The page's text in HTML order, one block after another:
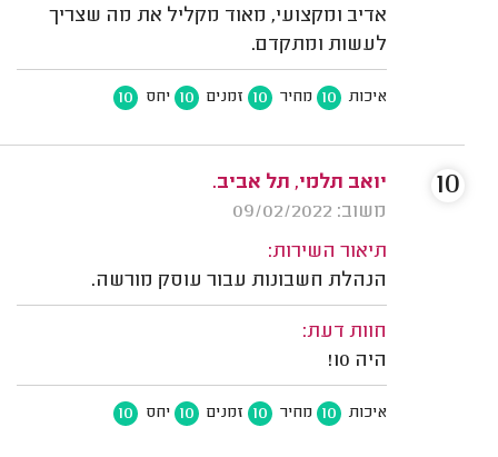
אדיב ומקצועי, מאוד מקליל את מה שצריך
לעשות ומתקדם.
איכות 10 מחיר 10 זמנים 10 יחס 10
יואב תלמי, תל אביב.
משוב: 09/02/2022
תיאור השירות:
הנהלת חשבונות עבור עוסק מורשה.
חוות דעת:
היה 10!
איכות 10 מחיר 10 זמנים 10 יחס 10
10